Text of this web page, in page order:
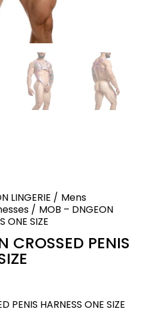
LINGERIE
Mens
MOB – DNGEON
ONE SIZE
CROSSED PENIS
PENIS HARNESS ONE SIZE